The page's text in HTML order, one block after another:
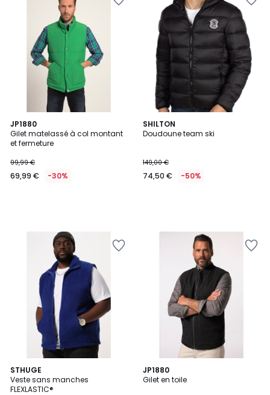
JP1880
Gilet matelassé à col montant
et fermeture
99,99 €
69,99 € -30%
SHILTON
Doudoune team ski
149,00 €
74,50 € -50%
STHUGE
Veste sans manches
FLEXLASTIC®
5
/
5
JP1880
Gilet en toile
5
/
2
Couleurs